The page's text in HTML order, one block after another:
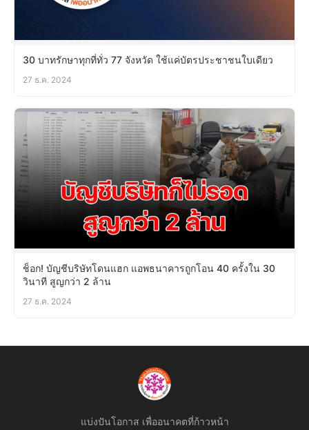
30 บาทรักษาทุกที่ทั่ว 77 จังหวัด ใช้แค่บัตรประชาชนใบเดียว
27 ธ.ค. 2024
ช็อก! บัญชีบริษัทโดนแฮก แอพธนาคารถูกโอน 40 ครั้งใน 30
วินาที สูญกว่า 2 ล้าน
27 ธ.ค. 2024
แบ่งปันโอกาส เพื่ออนาคตที่ก้าวหน้า